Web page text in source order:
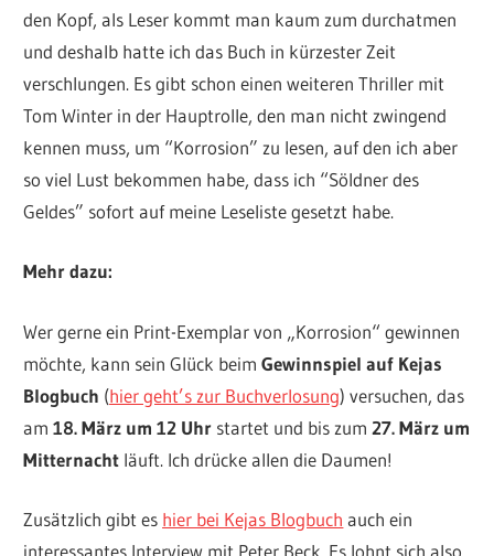
den Kopf, als Leser kommt man kaum zum durchatmen
und deshalb hatte ich das Buch in kürzester Zeit
verschlungen. Es gibt schon einen weiteren Thriller mit
Tom Winter in der Hauptrolle, den man nicht zwingend
kennen muss, um “Korrosion” zu lesen, auf den ich aber
so viel Lust bekommen habe, dass ich “Söldner des
Geldes” sofort auf meine Leseliste gesetzt habe.
Mehr dazu:
Wer gerne ein Print-Exemplar von „Korrosion“ gewinnen
möchte, kann sein Glück beimGewinnspiel auf Kejas
Blogbuch (hier geht’s zur Buchverlosung) versuchen, das
am18. März um 12 Uhr startet und bis zum27. März um
Mitternacht läuft. Ich drücke allen die Daumen!
Zusätzlich gibt es hier bei Kejas Blogbuch auch ein
interessantes Interview mit Peter Beck. Es lohnt sich also